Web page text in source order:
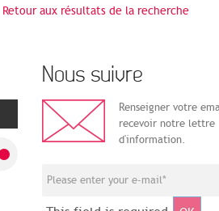
Retour aux résultats de la recherche
Nous suivre
Renseigner votre
recevoir notre lettre
d'information.